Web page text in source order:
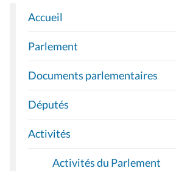
N
A
V
I
G
A
T
I
O
Accueil
Parlement
Documents parlementaires
Députés
Activités
Activités du Parlement